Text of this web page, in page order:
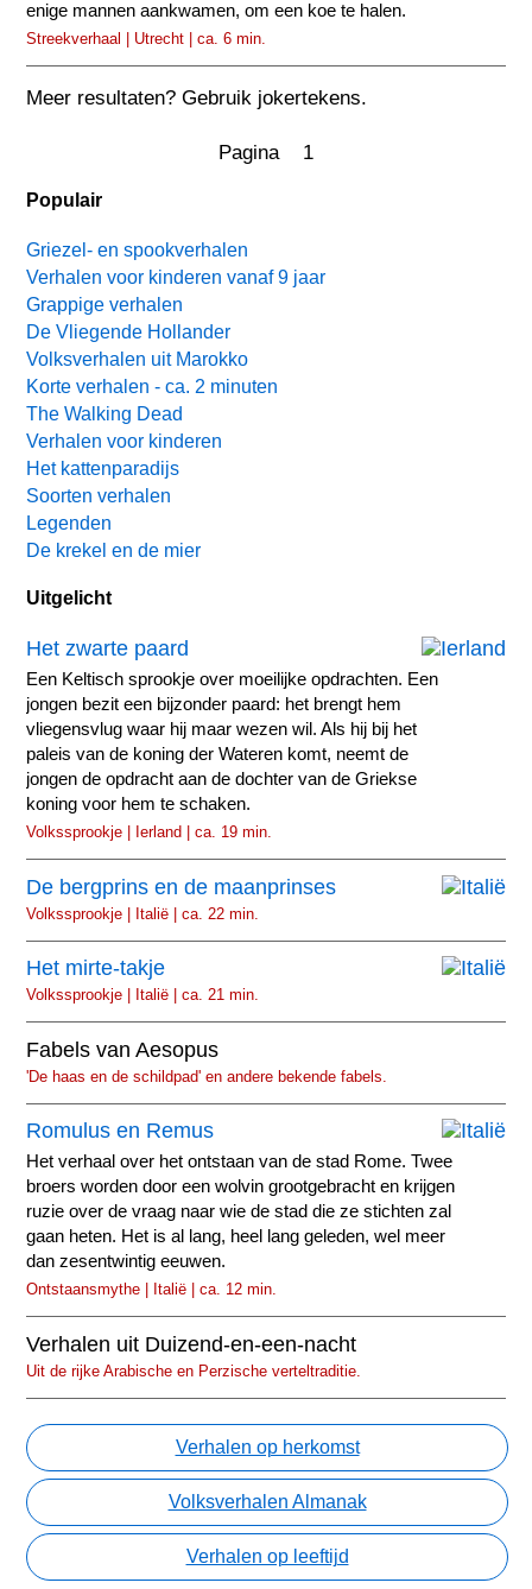
enige mannen aankwamen, om een koe te halen.
Streekverhaal | Utrecht | ca. 6 min.
Meer resultaten? Gebruik jokertekens.
Pagina 1
Populair
Griezel- en spookverhalen
Verhalen voor kinderen vanaf 9 jaar
Grappige verhalen
De Vliegende Hollander
Volksverhalen uit Marokko
Korte verhalen - ca. 2 minuten
The Walking Dead
Verhalen voor kinderen
Het kattenparadijs
Soorten verhalen
Legenden
De krekel en de mier
Uitgelicht
Het zwarte paard
Een Keltisch sprookje over moeilijke opdrachten. Een
jongen bezit een bijzonder paard: het brengt hem
vliegensvlug waar hij maar wezen wil. Als hij bij het
paleis van de koning der Wateren komt, neemt de
jongen de opdracht aan de dochter van de Griekse
koning voor hem te schaken.
Volkssprookje | Ierland | ca. 19 min.
De bergprins en de maanprinses
Volkssprookje | Italië | ca. 22 min.
Het mirte-takje
Volkssprookje | Italië | ca. 21 min.
Fabels van Aesopus
'De haas en de schildpad' en andere bekende fabels.
Romulus en Remus
Het verhaal over het ontstaan van de stad Rome. Twee
broers worden door een wolvin grootgebracht en krijgen
ruzie over de vraag naar wie de stad die ze stichten zal
gaan heten. Het is al lang, heel lang geleden, wel meer
dan zesentwintig eeuwen.
Ontstaansmythe | Italië | ca. 12 min.
Verhalen uit Duizend-en-een-nacht
Uit de rijke Arabische en Perzische verteltraditie.
Verhalen op herkomst
Volksverhalen Almanak
Verhalen op leeftijd